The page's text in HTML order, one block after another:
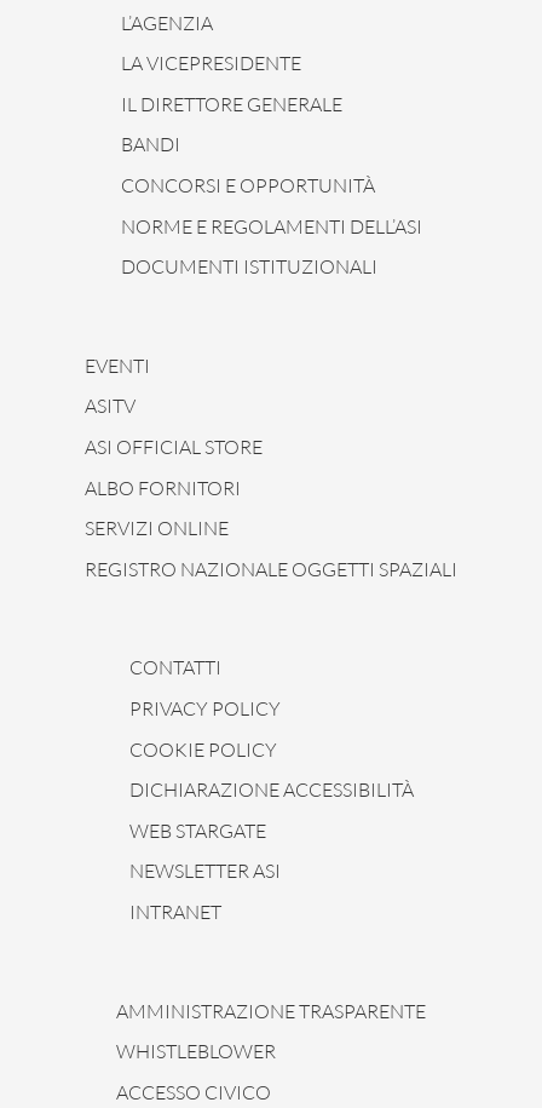
L’AGENZIA
LA VICEPRESIDENTE
IL DIRETTORE GENERALE
BANDI
CONCORSI E OPPORTUNITÀ
NORME E REGOLAMENTI DELL’ASI
DOCUMENTI ISTITUZIONALI
EVENTI
ASITV
ASI OFFICIAL STORE
ALBO FORNITORI
SERVIZI ONLINE
REGISTRO NAZIONALE OGGETTI SPAZIALI
CONTATTI
PRIVACY POLICY
COOKIE POLICY
DICHIARAZIONE ACCESSIBILITÀ
WEB STARGATE
NEWSLETTER ASI
INTRANET
AMMINISTRAZIONE TRASPARENTE
WHISTLEBLOWER
ACCESSO CIVICO